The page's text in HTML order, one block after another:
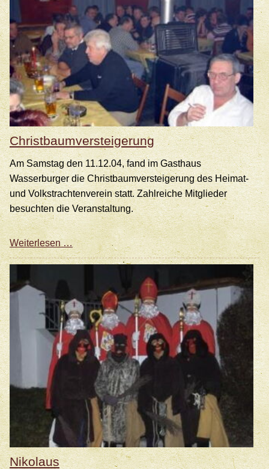
Christbaumversteigerung
Am Samstag den 11.12.04, fand im Gasthaus
Wasserburger die Christbaumversteigerung des Heimat-
und Volkstrachtenverein statt. Zahlreiche Mitglieder
besuchten die Veranstaltung.
Weiterlesen …Christbaumversteigerung
Nikolaus